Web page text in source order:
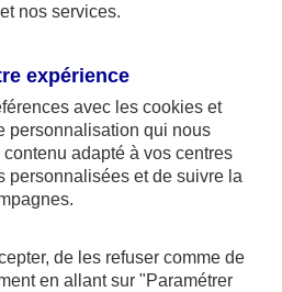
en opérations de
(consultable
Assurances,
429 430,40 €,
nos services.
expérience
avec les cookies et
personnalisation qui nous
adapté à vos centres
personnalisées et de suivre la
de les refuser comme de
en allant sur "Paramétrer